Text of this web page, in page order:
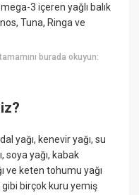
3 içeren yağlı balık
Tuna, Ringa ve
burada okuyun:
yağı, kenevir yağı, su
soya yağı, kabak
ve keten tohumu yağı
gibi birçok kuru yemiş